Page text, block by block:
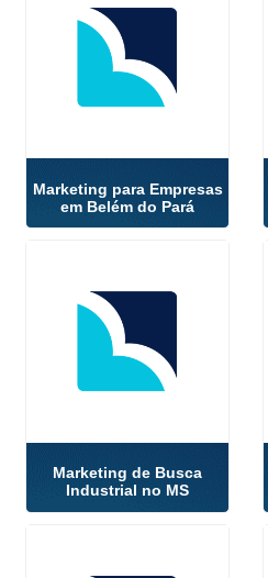
Marketing para Empresas
em Belém do Pará
Marketing de Busca
Industrial no MS